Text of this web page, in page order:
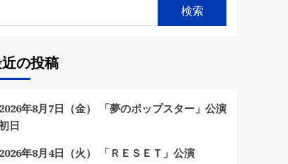
検索
の投稿
2026年8月7日（金） 「夢のポップスター」公演
日
2026年8月4日（火） 「ＲＥＳＥＴ」公演